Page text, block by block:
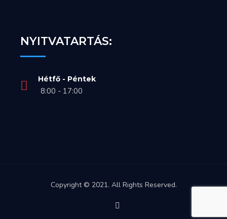
NYITVATARTÁS:
Hétfő - Péntek
8:00 - 17:00
Copyright © 2021. All Rights Reserved.